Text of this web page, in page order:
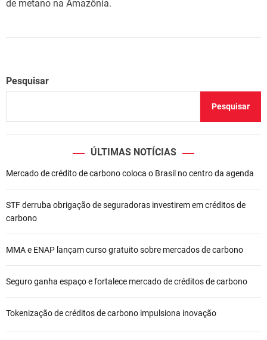
de metano na Amazônia.
Pesquisar
Pesquisar
ÚLTIMAS NOTÍCIAS
Mercado de crédito de carbono coloca o Brasil no centro da agenda
STF derruba obrigação de seguradoras investirem em créditos de
carbono
MMA e ENAP lançam curso gratuito sobre mercados de carbono
Seguro ganha espaço e fortalece mercado de créditos de carbono
Tokenização de créditos de carbono impulsiona inovação